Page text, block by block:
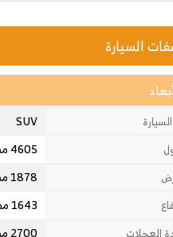
السيارة
SUV
4605 مم
1878 مم
1643 مم
العجلات 2700 مم